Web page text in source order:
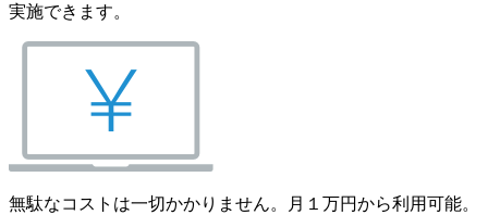
実施できます。
無駄なコストは一切かかりません。月１万円から利用可能。